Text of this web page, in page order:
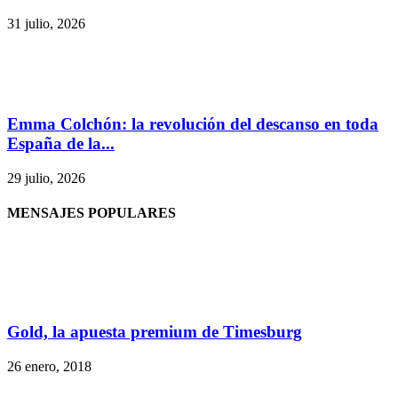
31 julio, 2026
Emma Colchón: la revolución del descanso en toda
España de la...
29 julio, 2026
MENSAJES POPULARES
Gold, la apuesta premium de Timesburg
26 enero, 2018